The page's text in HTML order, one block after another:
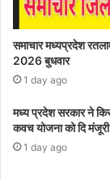
समाचार मध्यप्रदेश
2026 बुधवार
1 day ago
मध्य प्रदेश सरकार ने
कवच योजना को दि मंजूरी
1 day ago